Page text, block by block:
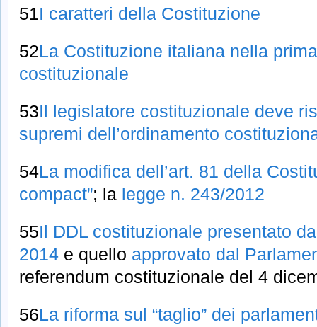
51I caratteri della Costituzione
52La Costituzione italiana nella
costituzionale
53Il legislatore costituzionale deve
supremi dell’ordinamento
54La modifica dell’art. 81 della
compact”; la legge n. 243/2012
55Il DDL costituzionale presentato
2014 e quello approvato dal
referendum costituzionale del 4
56La riforma sul “taglio” dei